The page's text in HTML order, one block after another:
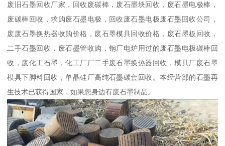
废旧石墨回收厂家，回收废碳棒，废石墨块回收，废石墨电极棒，
废碳棒回收，求购废石墨电极，回收废石墨电极废石墨回收公司，
废废石墨换热器收购价格，废石墨模具回收价格，废石墨板回收，
二手石墨回收，废石墨管收购，钢厂电炉用过的废石墨电极碳棒回
收，废化工石墨，化工厂厂二手废石墨换热器回收，模具厂废石墨
模具下脚料回收，单晶硅厂高纯石墨碳套回收。本经营部的石墨再
生技术已获得国家，如果您身边有废石墨制品。